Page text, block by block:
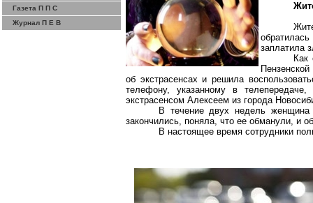
Газета П П С
Журнал П Е В
заплатила
об экстрасенсах и решила
телефону, указанному в
экстрасенсом Алексеем из города
В течение двух недель женщина
закончились, поняла, что ее обманули, и
В настоящее время сотрудники